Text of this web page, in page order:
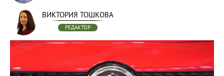
ВИКТОРИЯ ТОШКОВА
РЕДАКТОР